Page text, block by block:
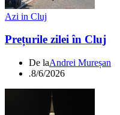
Azi in Cluj
Prețurile zilei în Cluj
De laAndrei Mureșan
.8/6/2026